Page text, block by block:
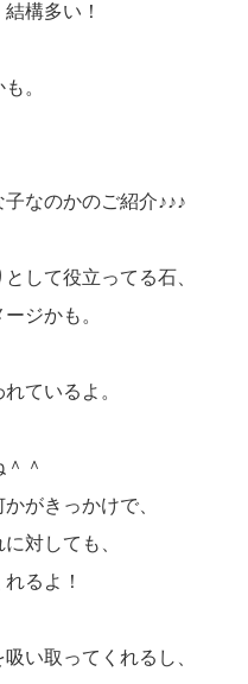
構多い！
。
なのかのご紹介♪♪♪
して役立ってる石、
ジかも。
ているよ。
＾＾
がきっかけで、
対しても、
るよ！
い取ってくれるし、